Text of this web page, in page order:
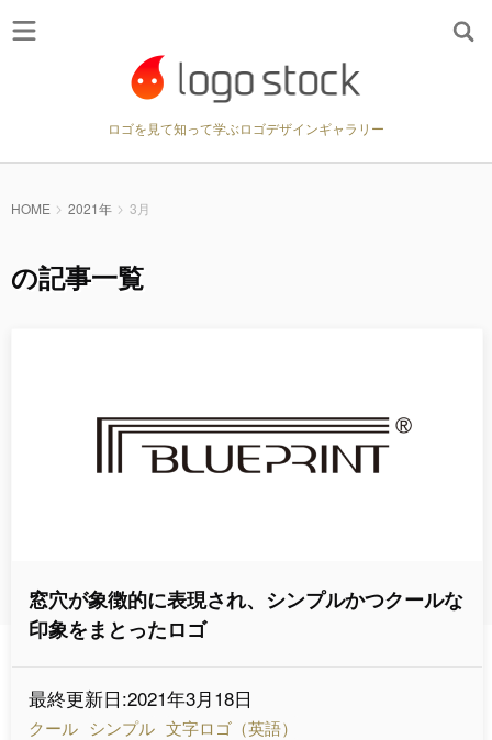
ロゴを見て知って学ぶロゴデザインギャラリー
HOME 2021年 3月
の記事一覧
窓穴が象徴的に表現され、シンプルかつクールな
印象をまとったロゴ
最終更新日:2021年3月18日
クール シンプル 文字ロゴ（英語）